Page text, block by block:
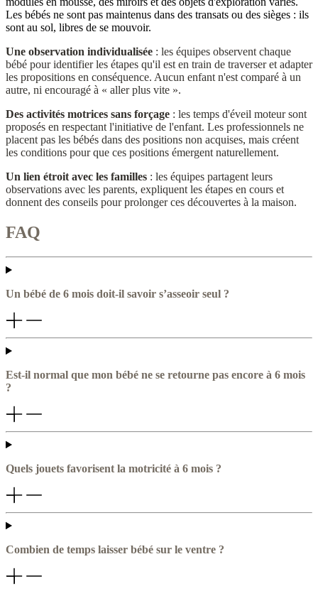
Les bébés ne sont pas maintenus dans des transats ou des sièges : ils
sont au sol, libres de se mouvoir.
Une observation individualisée : les équipes observent chaque
bébé pour identifier les étapes qu'il est en train de traverser et adapter
les propositions en conséquence. Aucun enfant n'est comparé à un
autre, ni encouragé à « aller plus vite ».
Des activités motrices sans forçage : les temps d'éveil moteur sont
proposés en respectant l'initiative de l'enfant. Les professionnels ne
placent pas les bébés dans des positions non acquises, mais créent
les conditions pour que ces positions émergent naturellement.
Un lien étroit avec les familles : les équipes partagent leurs
observations avec les parents, expliquent les étapes en cours et
donnent des conseils pour prolonger ces découvertes à la maison.
FAQ
Un bébé de 6 mois doit-il savoir s’asseoir seul ?
Est-il normal que mon bébé ne se retourne pas encore à 6 mois
?
Quels jouets favorisent la motricité à 6 mois ?
Combien de temps laisser bébé sur le ventre ?